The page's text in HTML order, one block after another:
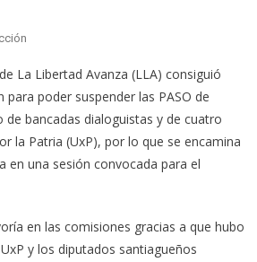
La Libertad Avanza (LLA) consiguió
poder suspender las PASO de
bancadas dialoguistas y de cuatro
la Patria (UxP), por lo que se encamina
en una sesión convocada para el
en las comisiones gracias a que hubo
y los diputados santiagueños